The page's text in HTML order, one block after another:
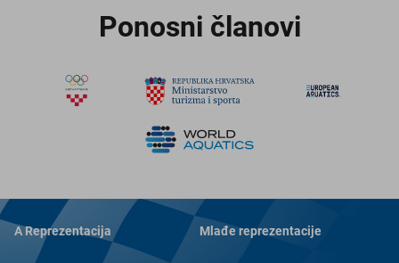
Ponosni članovi
A Reprezentacija Mlađe reprezentacije